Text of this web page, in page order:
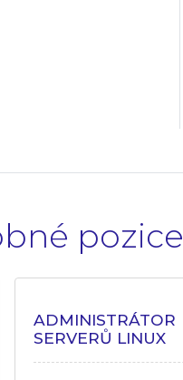
pozice
ADMINISTRÁTOR
SERVERŮ LINUX